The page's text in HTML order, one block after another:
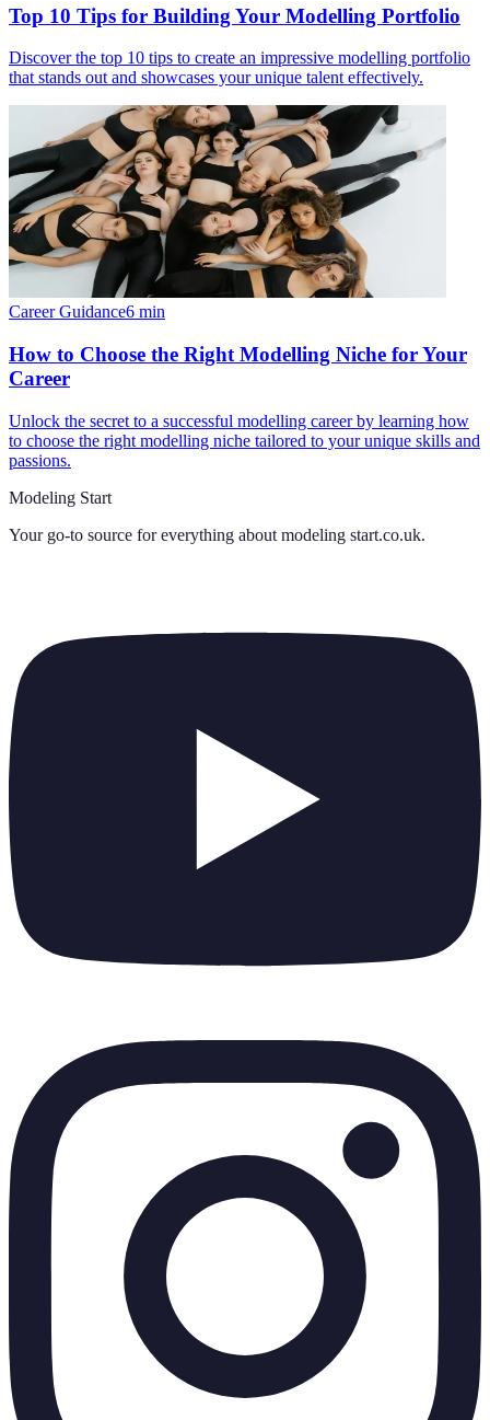
Top 10 Tips for Building Your Modelling Portfolio
Discover the top 10 tips to create an impressive modelling portfolio
that stands out and showcases your unique talent effectively.
Career Guidance6 min
How to Choose the Right Modelling Niche for Your
Career
Unlock the secret to a successful modelling career by learning how
to choose the right modelling niche tailored to your unique skills and
passions.
Modeling Start
Your go-to source for everything about modeling start.co.uk.